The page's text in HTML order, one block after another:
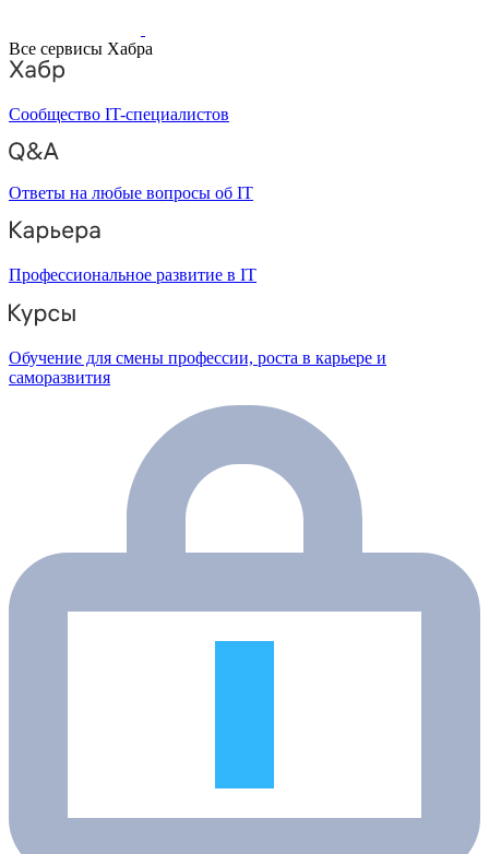
Все сервисы Хабра
Сообщество IT-специалистов
Ответы на любые вопросы об IT
Профессиональное развитие в IT
Обучение для смены профессии, роста в карьере и
саморазвития